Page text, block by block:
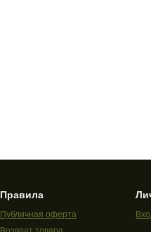
Правила
Публичная оферта